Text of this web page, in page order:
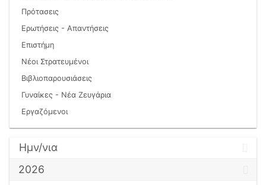
Πρότασεις
Ερωτήσεις - Απαντήσεις
Επιστήμη
Νέοι Στρατευμένοι
Βιβλιοπαρουσιάσεις
Γυναίκες - Νέα Ζευγάρια
Εργαζόμενοι
Ημν/νια
2026